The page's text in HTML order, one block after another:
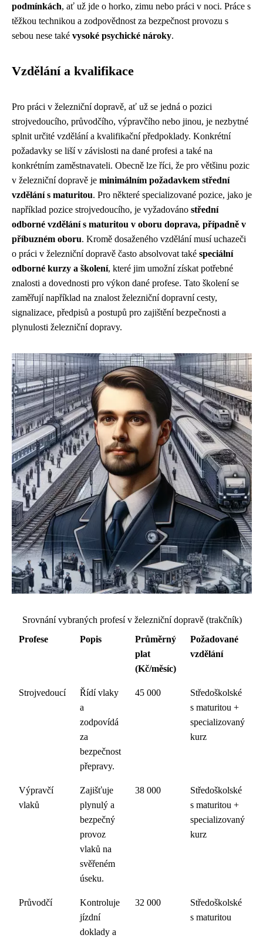
podmínkách, ať už jde o horko, zimu nebo práci v noci. Práce s
těžkou technikou a zodpovědnost za bezpečnost provozu s
sebou nese také vysoké psychické nároky.
Vzdělání a kvalifikace
Pro práci v železniční dopravě, ať už se jedná o pozici
strojvedoucího, průvodčího, výpravčího nebo jinou, je nezbytné
splnit určité vzdělání a kvalifikační předpoklady. Konkrétní
požadavky se liší v závislosti na dané profesi a také na
konkrétním zaměstnavateli. Obecně lze říci, že pro většinu pozic
v železniční dopravě je minimálním požadavkem střední
vzdělání s maturitou. Pro některé specializované pozice, jako je
například pozice strojvedoucího, je vyžadováno střední
odborné vzdělání s maturitou v oboru doprava, případně v
příbuzném oboru. Kromě dosaženého vzdělání musí uchazeči
o práci v železniční dopravě často absolvovat také speciální
odborné kurzy a školení, které jim umožní získat potřebné
znalosti a dovednosti pro výkon dané profese. Tato školení se
zaměřují například na znalost železniční dopravní cesty,
signalizace, předpisů a postupů pro zajištění bezpečnosti a
plynulosti železniční dopravy.
Srovnání vybraných profesí v železniční dopravě (trakčník)
Profese
Popis
Průměrný
plat
(Kč/měsíc)
Požadované
vzdělání
Strojvedoucí
Řídí vlaky
a
zodpovídá
za
bezpečnost
přepravy.
45 000
Středoškolské
s maturitou +
specializovaný
kurz
Výpravčí
vlaků
Zajišťuje
plynulý a
bezpečný
provoz
vlaků na
svěřeném
úseku.
38 000
Středoškolské
s maturitou +
specializovaný
kurz
Průvodčí
Kontroluje
jízdní
doklady a
32 000
Středoškolské
s maturitou